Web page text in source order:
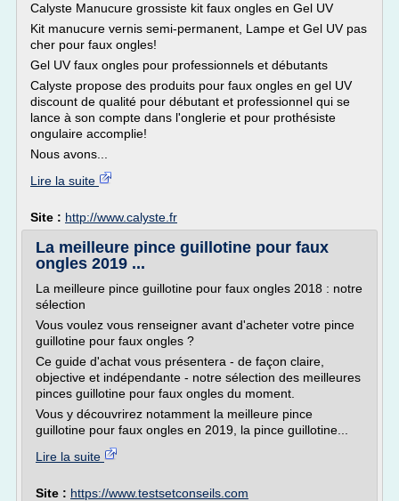
Calyste Manucure grossiste kit faux ongles en Gel UV
Kit manucure vernis semi-permanent, Lampe et Gel UV pas
cher pour faux ongles!
Gel UV faux ongles pour professionnels et débutants
Calyste propose des produits pour faux ongles en gel UV
discount de qualité pour débutant et professionnel qui se
lance à son compte dans l'onglerie et pour prothésiste
ongulaire accomplie!
Nous avons...
Lire la suite
Site : http://www.calyste.fr
La meilleure pince guillotine pour faux
ongles 2019 ...
La meilleure pince guillotine pour faux ongles 2018 : notre
sélection
Vous voulez vous renseigner avant d'acheter votre pince
guillotine pour faux ongles ?
Ce guide d'achat vous présentera - de façon claire,
objective et indépendante - notre sélection des meilleures
pinces guillotine pour faux ongles du moment.
Vous y découvrirez notamment la meilleure pince
guillotine pour faux ongles en 2019, la pince guillotine...
Lire la suite
Site : https://www.testsetconseils.com